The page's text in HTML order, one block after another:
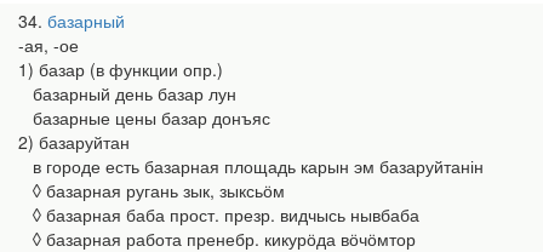
34 базарный
-ая, -ое
1) базар (в функции опр.)
базарный день базар лун
базарные цены базар донъяс
2) базаруйтан
в городе есть базарная площадь карын эм базаруйтанін
◊ базарная ругань зык, зыксьӧм
◊ базарная баба прост. презр. видчысь нывбаба
◊ базарная работа пренебр. кикурӧда вӧчӧмтор